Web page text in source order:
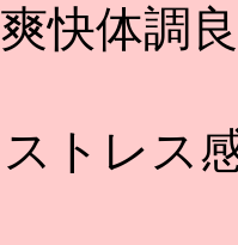
快体調
トレス